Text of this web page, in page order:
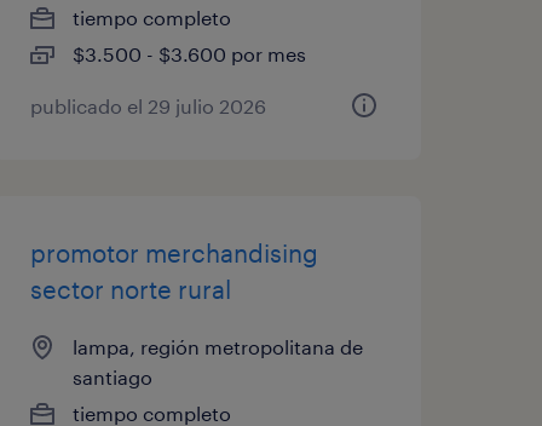
tiempo completo
$3.500 - $3.600 por mes
publicado el 29 julio 2026
promotor merchandising
sector norte rural
lampa, región metropolitana de
santiago
tiempo completo